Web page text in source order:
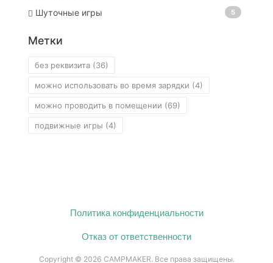
Шуточные игры 5
Метки
без реквизита(36)
можно использовать во время зарядки (4)
можно проводить в помещении (69)
подвижные игры (4)
Политика конфиденциальности
Отказ от ответственности
Copyright © 2026 CAMPMAKER. Все права защищены.